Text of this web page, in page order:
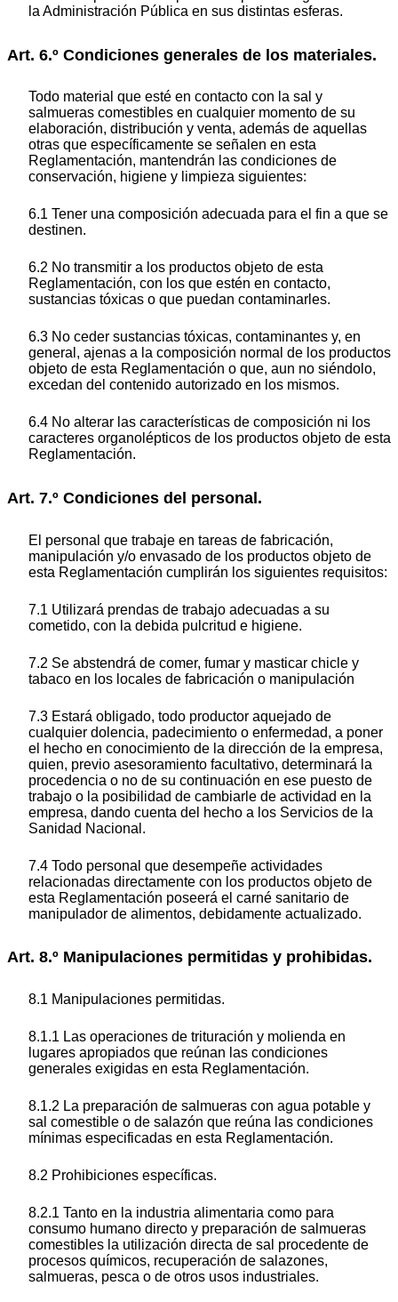
la Administración Pública en sus distintas esferas.
Art. 6.º Condiciones generales de los materiales.
Todo material que esté en contacto con la sal y
salmueras comestibles en cualquier momento de su
elaboración, distribución y venta, además de aquellas
otras que específicamente se señalen en esta
Reglamentación, mantendrán las condiciones de
conservación, higiene y limpieza siguientes:
6.1 Tener una composición adecuada para el fin a que se
destinen.
6.2 No transmitir a los productos objeto de esta
Reglamentación, con los que estén en contacto,
sustancias tóxicas o que puedan contaminarles.
6.3 No ceder sustancias tóxicas, contaminantes y, en
general, ajenas a la composición normal de los productos
objeto de esta Reglamentación o que, aun no siéndolo,
excedan del contenido autorizado en los mismos.
6.4 No alterar las características de composición ni los
caracteres organolépticos de los productos objeto de esta
Reglamentación.
Art. 7.º Condiciones del personal.
El personal que trabaje en tareas de fabricación,
manipulación y/o envasado de los productos objeto de
esta Reglamentación cumplirán los siguientes requisitos:
7.1 Utilizará prendas de trabajo adecuadas a su
cometido, con la debida pulcritud e higiene.
7.2 Se abstendrá de comer, fumar y masticar chicle y
tabaco en los locales de fabricación o manipulación
7.3 Estará obligado, todo productor aquejado de
cualquier dolencia, padecimiento o enfermedad, a poner
el hecho en conocimiento de la dirección de la empresa,
quien, previo asesoramiento facultativo, determinará la
procedencia o no de su continuación en ese puesto de
trabajo o la posibilidad de cambiarle de actividad en la
empresa, dando cuenta del hecho a los Servicios de la
Sanidad Nacional.
7.4 Todo personal que desempeñe actividades
relacionadas directamente con los productos objeto de
esta Reglamentación poseerá el carné sanitario de
manipulador de alimentos, debidamente actualizado.
Art. 8.º Manipulaciones permitidas y prohibidas.
8.1 Manipulaciones permitidas.
8.1.1 Las operaciones de trituración y molienda en
lugares apropiados que reúnan las condiciones
generales exigidas en esta Reglamentación.
8.1.2 La preparación de salmueras con agua potable y
sal comestible o de salazón que reúna las condiciones
mínimas especificadas en esta Reglamentación.
8.2 Prohibiciones específicas.
8.2.1 Tanto en la industria alimentaria como para
consumo humano directo y preparación de salmueras
comestibles la utilización directa de sal procedente de
procesos químicos, recuperación de salazones,
salmueras, pesca o de otros usos industriales.